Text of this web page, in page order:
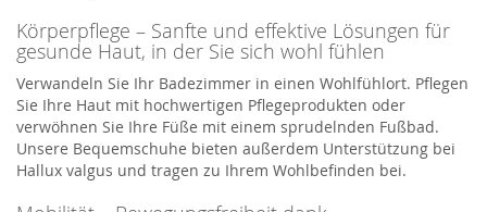
Körperpflege – Sanfte und effektive Lösungen für
gesunde Haut, in der Sie sich wohl fühlen
Verwandeln Sie Ihr Badezimmer in einen Wohlfühlort. Pflegen
Sie Ihre Haut mit hochwertigen Pflegeprodukten oder
verwöhnen Sie Ihre Füße mit einem sprudelnden Fußbad.
Unsere Bequemschuhe bieten außerdem Unterstützung bei
Hallux valgus und tragen zu Ihrem Wohlbefinden bei.